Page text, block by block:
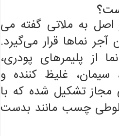
به ملاتی گفته می
نماها قرار می‌گیرد.
از پلیمرهای پودری،
سیمان، غلیظ کننده و
مجاز تشکیل شده که با
چسب مانند بدست